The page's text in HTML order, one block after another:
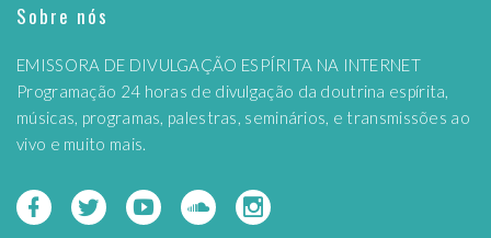
Sobre nós
EMISSORA DE DIVULGAÇÃO ESPÍRITA NA INTERNET
Programação 24 horas de divulgação da doutrina espírita,
músicas, programas, palestras, seminários, e transmissões ao
vivo e muito mais.